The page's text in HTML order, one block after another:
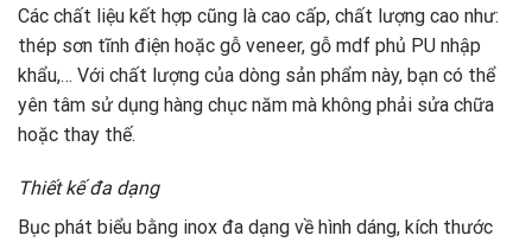
Các chất liệu kết hợp cũng là cao cấp, chất lượng cao như:
thép sơn tĩnh điện hoặc gỗ veneer, gỗ mdf phủ PU nhập
khẩu,… Với chất lượng của dòng sản phẩm này, bạn có thể
yên tâm sử dụng hàng chục năm mà không phải sửa chữa
hoặc thay thế.
Thiết kế đa dạng
Bục phát biểu bằng inox đa dạng về hình dáng, kích thước